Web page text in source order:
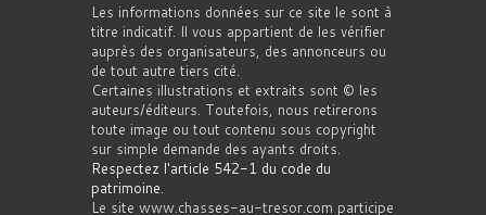
Les informations données sur ce site le sont à
titre indicatif. Il vous appartient de les vérifier
auprès des organisateurs, des annonceurs ou
de tout autre tiers cité.
Certaines illustrations et extraits sont © les
auteurs/éditeurs. Toutefois, nous retirerons
toute image ou tout contenu sous copyright
sur simple demande des ayants droits.
Respectez l'article 542-1 du code du
patrimoine.
Le site www.chasses-au-tresor.com participe